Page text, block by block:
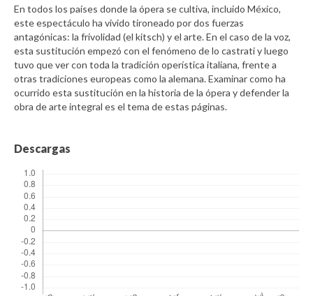
En todos los países donde la ópera se cultiva, incluido México,
este espectáculo ha vivido tironeado por dos fuerzas
antagónicas: la frivolidad (el kitsch) y el arte. En el caso de la voz,
esta sustitución empezó con el fenómeno de lo castrati y luego
tuvo que ver con toda la tradición operística italiana, frente a
otras tradiciones europeas como la alemana. Examinar como ha
ocurrido esta sustitución en la historia de la ópera y defender la
obra de arte integral es el tema de estas páginas.
Descargas